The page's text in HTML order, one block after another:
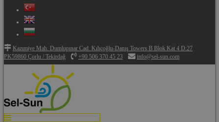
Kazımiye Mah. Dumlupınar Cad. Kılıçoğlu-Danış Towers B Blok Kat 4 D:27
PK59860 Çorlu / Tekirdağ
+90 506 370 45 23 info@sel-sun.com